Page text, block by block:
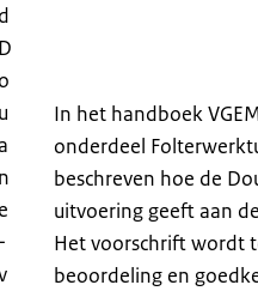
d
D
o
u
n
e
-
In het handboek
onderdeel
beschreven hoe de
uitvoering geeft aan
Het voorschrift wordt
beoordeling en